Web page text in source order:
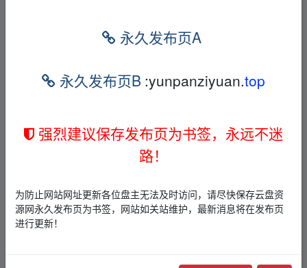
欢迎回到三达里(2023)韩国 爱情 池昌旭 申惠
：
▪fr▪om w_ww.y un▂pan_zi yu、an.xy z
本帖含有隐藏内容，请您 回复 后查看
▪fr▪om w_ww.y un▂pan_zi yu、an.xy z
永久发布页A
永久发布页B :yunpanziyuan.top
强烈建议保存发布页为书签，永远不迷
路！
为防止网站网址更新各位盘主无法及时访问，请尽快保存云盘资
源网永久发布页为书签，网站如关站维护，最新消息将在发布页
进行更新！